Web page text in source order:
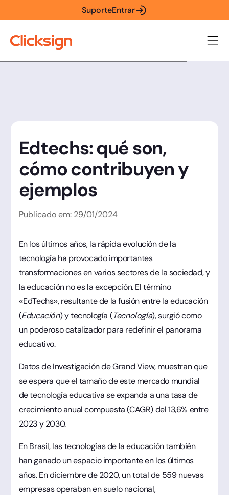
SuporteEntrar
Edtechs: qué son,
cómo contribuyen y
ejemplos
Publicado em: 29/01/2024
En los últimos años, la rápida evolución de la
tecnología ha provocado importantes
transformaciones en varios sectores de la sociedad, y
la educación no es la excepción. El término
«EdTechs», resultante de la fusión entre la educación
(Educación) y tecnología (Tecnología), surgió como
un poderoso catalizador para redefinir el panorama
educativo.
Datos deInvestigación de Grand View, muestran que
se espera que el tamaño de este mercado mundial
de tecnología educativa se expanda a una tasa de
crecimiento anual compuesta (CAGR) del 13,6% entre
2023 y 2030.
En Brasil, las tecnologías de la educación también
han ganado un espacio importante en los últimos
años. En diciembre de 2020, un total de 559 nuevas
empresas operaban en suelo nacional,